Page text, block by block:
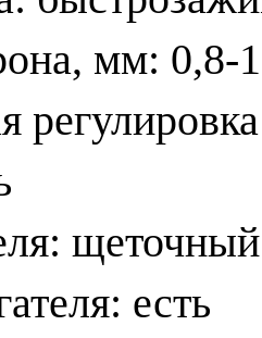
мм: 0,8-
щеточный
есть